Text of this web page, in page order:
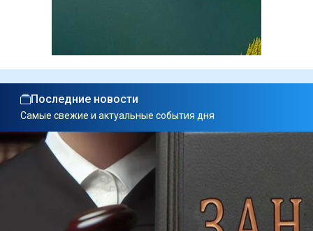
Последние новости
Самые свежие и актуальные события дня